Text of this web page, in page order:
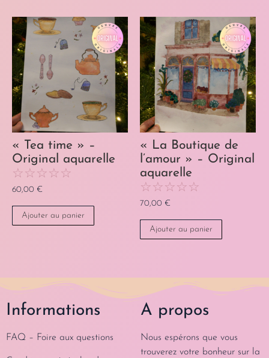
« Tea time » –
Original aquarelle
☆☆☆☆☆
60,00 €
Ajouter au panier
« La Boutique de
l’amour » – Original
aquarelle
☆☆☆☆☆
70,00 €
Ajouter au panier
Informations
FAQ – Foire aux questions
A propos
Nous espérons que vous
trouverez votre bonheur sur la